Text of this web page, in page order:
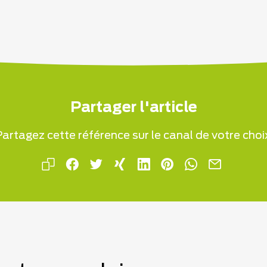
Partager l'article
cette référence sur le canal de votre